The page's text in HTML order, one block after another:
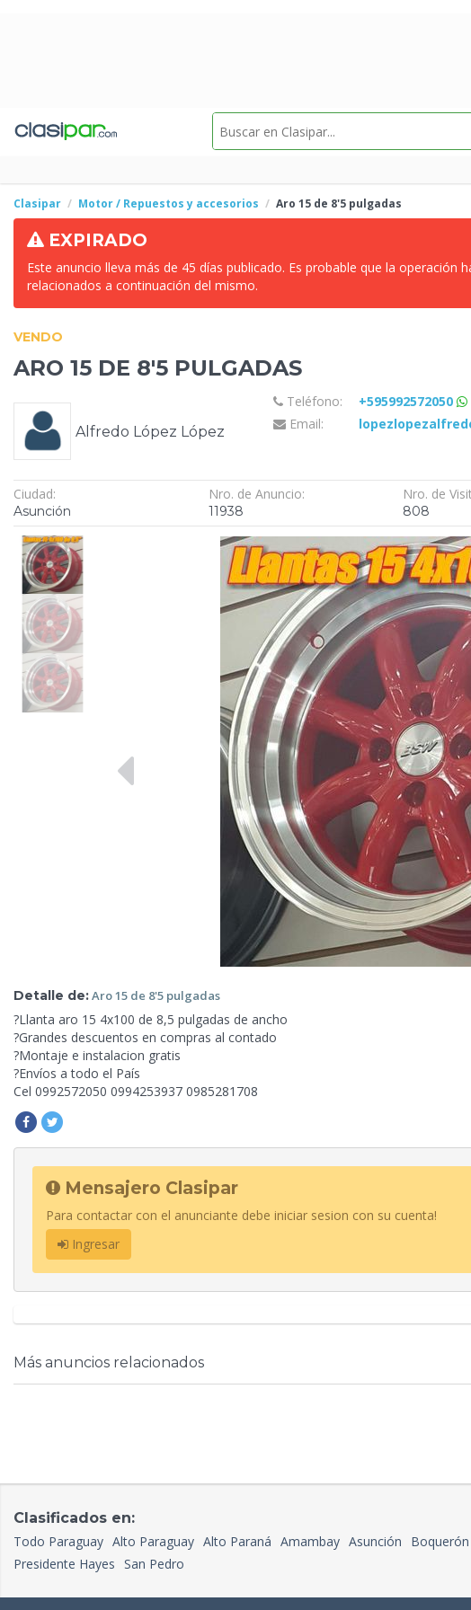
Clasipar Motor / Repuestos y accesorios Aro 15 de 8'5 pulgadas
EXPIRADO
Este anuncio lleva más de 45 días publicado. Es probable que la operación
relacionados a continuación del mismo.
VENDO
ARO 15 DE 8'5 PULGADAS
Alfredo López López
Teléfono:
+595992572050
Email:
Ciudad:
Asunción
Nro. de Anuncio:
11938
Nro. de
808
Detalle de:Aro 15 de 8'5 pulgadas
?Llanta aro 15 4x100 de 8,5 pulgadas de ancho
?Grandes descuentos en compras al contado
?Montaje e instalacion gratis
?Envíos a todo el País
Cel 0992572050 0994253937 0985281708
Mensajero Clasipar
Para contactar con el anunciante debe iniciar sesion con su cuenta!
Ingresar
Más anuncios relacionados
Clasificados en:
Todo Paraguay Alto Paraguay Alto Paraná Amambay Asunción Boquerón
Presidente Hayes San Pedro